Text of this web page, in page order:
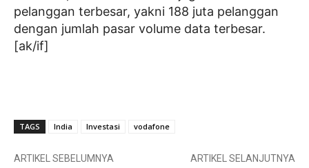
pelanggan terbesar, yakni 188 juta pelanggan
dengan jumlah pasar volume data terbesar.
[ak/if]
TAGS India Investasi vodafone
ARTIKEL SEBELUMNYA ARTIKEL SELANJUTNYA